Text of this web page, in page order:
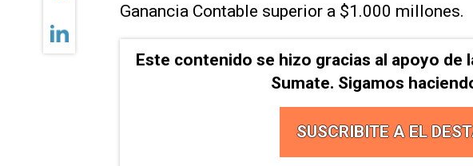
Ganancia Contable superior a $1.000 millones.
Este contenido se hizo gracias al apoyo de
Sumate. Sigamos
SUSCRIBITE A EL